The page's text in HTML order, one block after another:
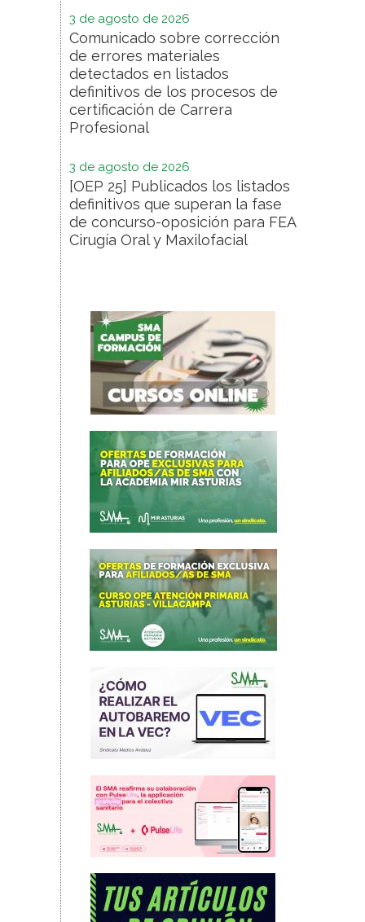
3 de agosto de 2026
Comunicado sobre corrección
de errores materiales
detectados en listados
definitivos de los procesos de
certificación de Carrera
Profesional
3 de agosto de 2026
[OEP 25] Publicados los listados
definitivos que superan la fase
de concurso-oposición para FEA
Cirugía Oral y Maxilofacial